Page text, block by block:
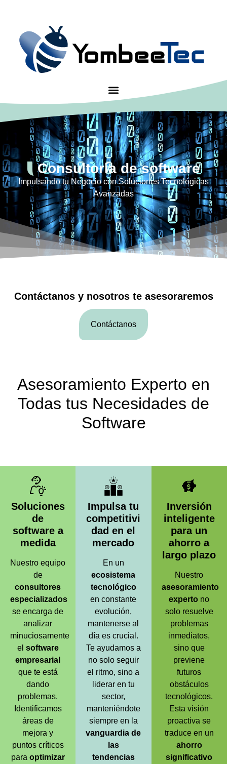
Consultoría de software
Impulsando tu Negocio con Soluciones Tecnológicas
Avanzadas
Contáctanos y nosotros te asesoraremos
Contáctanos
Asesoramiento Experto en
Todas tus Necesidades de
Software
Soluciones
de
software a
medida
Nuestro equipo
de
consultores
especializados
se encarga de
analizar
minuciosamente
el software
empresarial
que te está
dando
problemas.
Identificamos
áreas de
mejora y
puntos críticos
para optimizar
Impulsa tu
competitivi
dad en el
mercado
En un
ecosistema
tecnológico
en constante
evolución,
mantenerse al
día es crucial.
Te ayudamos a
no solo seguir
el ritmo, sino a
liderar en tu
sector,
manteniéndote
siempre en la
vanguardia de
las
tendencias
Inversión
inteligente
para un
ahorro a
largo plazo
Nuestro
asesoramiento
experto no
solo resuelve
problemas
inmediatos,
sino que
previene
futuros
obstáculos
tecnológicos.
Esta visión
proactiva se
traduce en un
ahorro
significativo